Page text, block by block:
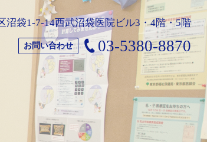
沼袋1-7-14西武沼袋医院ビル3・4階・5階
お問い合わせ 03-5380-8870